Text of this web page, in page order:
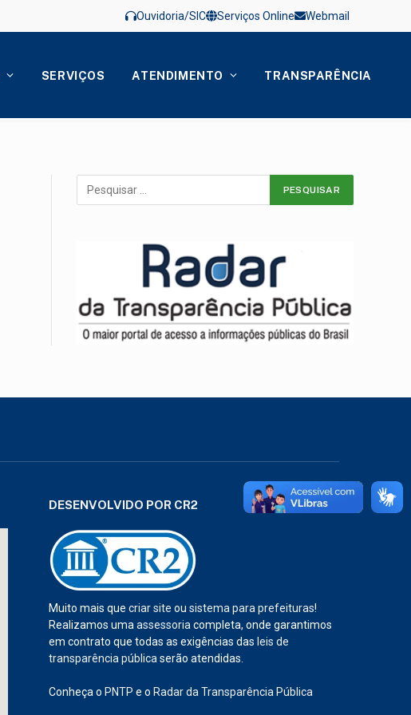
Ouvidoria/SIC Serviços Online Webmail
SERVIÇOS ATENDIMENTO TRANSPARÊNCIA
DESENVOLVIDO POR CR2
Muito mais que criar site ou sistema para prefeituras!
Realizamos uma assessoria completa, onde garantimos
em contrato que todas as exigências das leis de
transparência pública serão atendidas.
Conheça o PNTP e o Radar da Transparência Pública